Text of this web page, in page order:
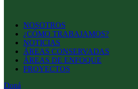
NOSOTROS
¿CÓMO TRABAJAMOS?
NOTICIAS
ÁREAS CONSERVADAS
ÁREAS DE ENFOQUE
PROYECTOS
Doná